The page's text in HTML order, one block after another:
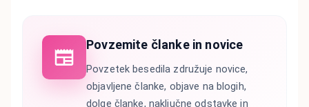
Povzemite članke in novice
Povzetek besedila združuje novice,
objavljene članke, objave na blogih,
dolge članke, naključne odstavke in